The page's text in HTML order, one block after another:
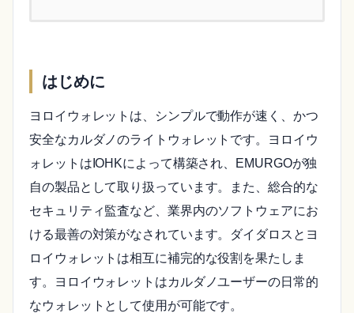
はじめに
ヨロイウォレットは、シンプルで動作が速く、かつ
安全なカルダノのライトウォレットです。ヨロイウ
ォレットはIOHKによって構築され、EMURGOが独
自の製品として取り扱っています。また、総合的な
セキュリティ監査など、業界内のソフトウェアにお
ける最善の対策がなされています。ダイダロスとヨ
ロイウォレットは相互に補完的な役割を果たしま
す。ヨロイウォレットはカルダノユーザーの日常的
なウォレットとして使用が可能です。